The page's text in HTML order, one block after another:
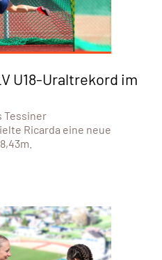
U18-Uraltrekord im
Tessiner
Ricarda eine neue